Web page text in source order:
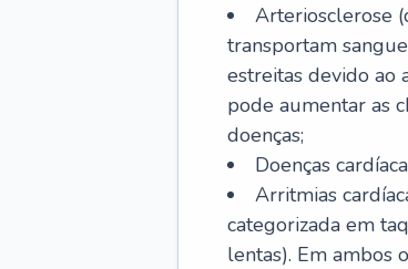
Arteriosclerose
transportam
estreitas devido ao
pode aumentar as
doenças;
Doenças
Arritmias
categorizada em
lentas). Em ambos